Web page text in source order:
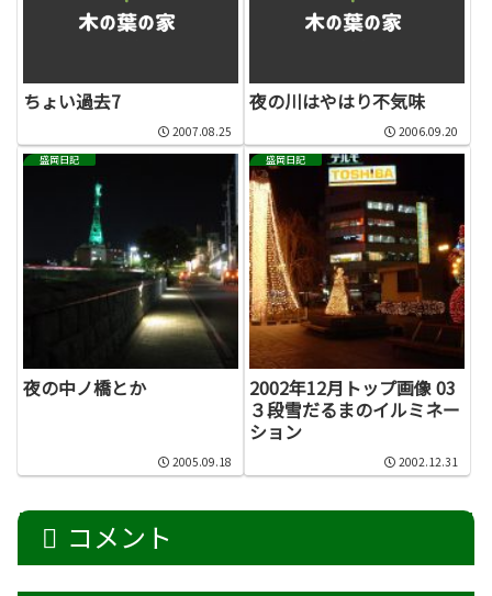
ちょい過去7
2007.08.25
夜の川はやはり不気味
2006.09.20
盛岡日記
夜の中ノ橋とか
2005.09.18
盛岡日記
2002年12月トップ画像 03
３段雪だるまのイルミネー
ション
2002.12.31
コメント